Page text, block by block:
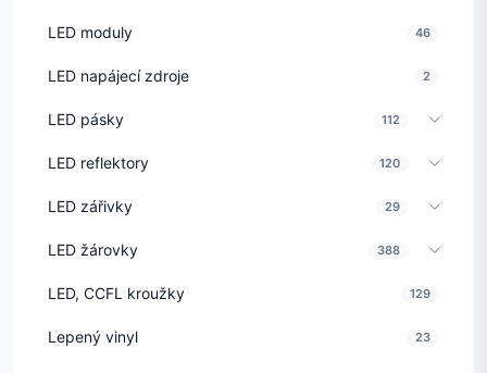
LED moduly 46
LED napájecí zdroje 2
LED pásky 112
LED reflektory 120
LED zářivky 29
LED žárovky 388
LED, CCFL kroužky 129
Lepený vinyl 23